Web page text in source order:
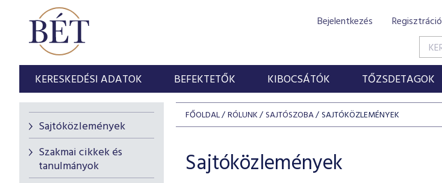
Bejelentkezés Regisztráció
KERESKEDÉSI ADATOK BEFEKTETŐK KIBOCSÁTÓK TŐZSDETAGOK
Sajtóközlemények
Szakmai cikkek és
tanulmányok
FŐOLDAL RÓLUNK SAJTÓSZOBA SAJTÓKÖZLEMÉNYEK
Sajtóközlemények